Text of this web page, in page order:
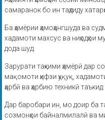
самаранок бо ин таҳдиду
Ба ҳамёрии ҳамоҳангшуда ва
хадамоти махсус ва ниҳодҳои
дода шуд.
Зарурати таҳкими ҳамёрӣ дар
мақомоти ҳифзи ҳуқуқ,
ҳарбӣ ва ҳарбию техникӣ таъкид
Дар баробари ин, мо доир ба
созмонҳои байналмилалӣ ва